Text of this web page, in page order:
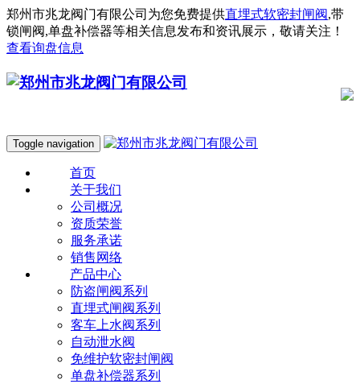
郑州市兆龙阀门有限公司为您免费提供直埋式软密封闸阀,带
锁闸阀,单盘补偿器等相关信息发布和资讯展示，敬请关注！
查看询盘信息
Toggle navigation
首页
关于我们
公司概况
资质荣誉
服务承诺
销售网络
产品中心
防盗闸阀系列
直埋式闸阀系列
客车上水阀系列
自动泄水阀
免维护软密封闸阀
单盘补偿器系列